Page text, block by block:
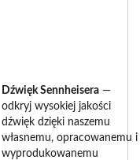
Dźwięk Sennheisera —
odkryj wysokiej jakości
dźwięk dzięki naszemu
własnemu, opracowanemu i
wyprodukowanemu